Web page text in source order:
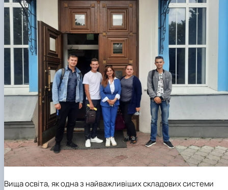
Вища освіта, як одна з найважливіших складових системи